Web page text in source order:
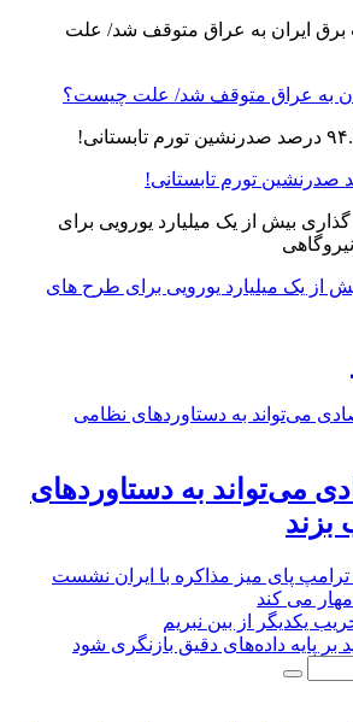
به عراق متوقف شد/ علت چیست؟
از یک میلیارد یورویی برای طرح های
می‌تواند به دستاوردهای
بزند